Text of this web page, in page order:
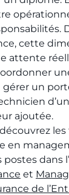
cette
attente
un
ajoutée.
en
dans
et
de